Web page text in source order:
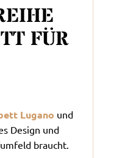
FÜR
Lugano und
Design und
braucht.